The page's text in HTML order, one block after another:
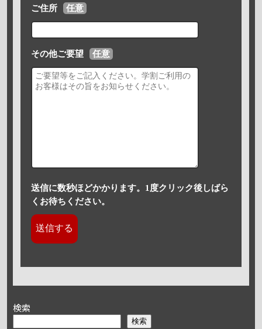
ご住所 任意
その他ご要望 任意
送信に数秒ほどかかります。1度クリック後しばら
くお待ちください。
検索
検索